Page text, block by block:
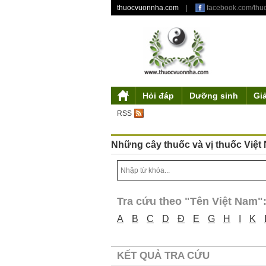
thuocvuonnha.com facebook.com/
Hỏi đáp
Dưỡng sinh
RSS
Những cây thuốc và vị thuốc Việt
Tra cứu theo "Tên Việt Nam":
A B C D Đ E G H K
KẾT QUẢ TRA CỨU